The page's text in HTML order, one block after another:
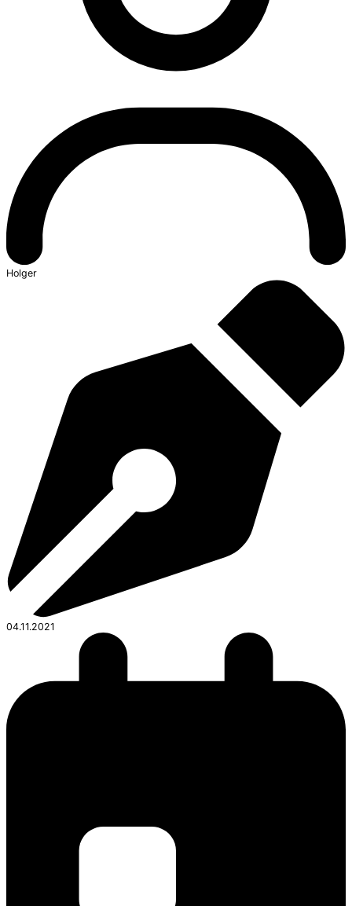
Holger
04.11.2021